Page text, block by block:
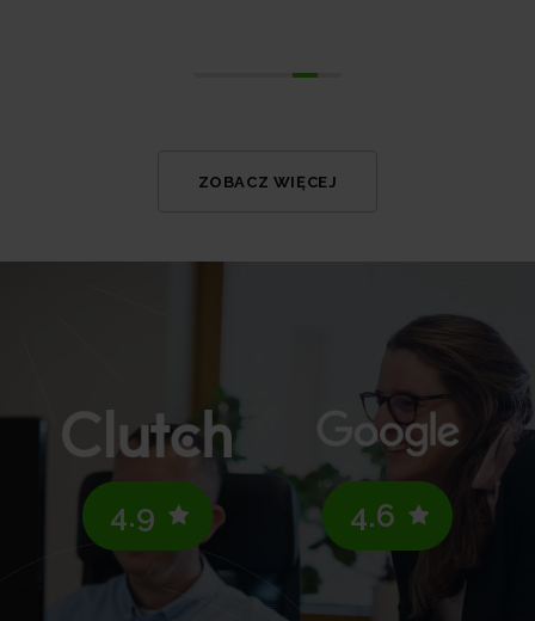
ZOBACZ WIĘCEJ
4.9 4.6